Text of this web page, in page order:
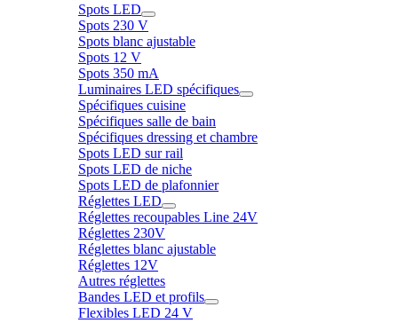
Spots LED
Spots 230 V
Spots blanc ajustable
Spots 12 V
Spots 350 mA
Luminaires LED spécifiques
Spécifiques cuisine
Spécifiques salle de bain
Spécifiques dressing et chambre
Spots LED sur rail
Spots LED de niche
Spots LED de plafonnier
Réglettes LED
Réglettes recoupables Line 24V
Réglettes 230V
Réglettes blanc ajustable
Réglettes 12V
Autres réglettes
Bandes LED et profils
Flexibles LED 24 V